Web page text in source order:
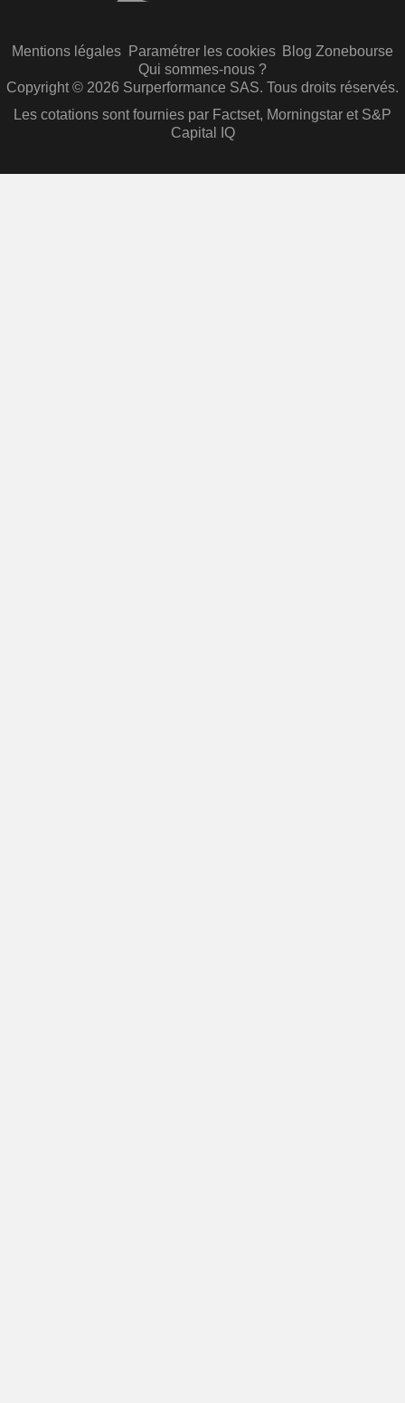
Mentions légales Paramétrer les cookies Blog Zonebourse
Qui sommes-nous ?
Copyright © 2026 Surperformance SAS. Tous droits réservés.
Les cotations sont fournies par Factset, Morningstar et S&P
Capital IQ